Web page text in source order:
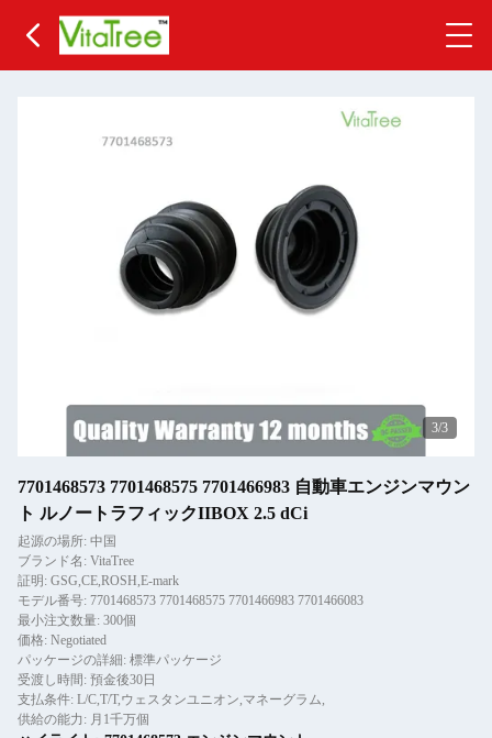
3/3
7701468573 7701468575 7701466983 自動車エンジンマウン
ト ルノートラフィックIIBOX 2.5 dCi
起源の場所: 中国
ブランド名: VitaTree
証明: GSG,CE,ROSH,E-mark
モデル番号: 7701468573 7701468575 7701466983 7701466083
最小注文数量: 300個
価格: Negotiated
パッケージの詳細: 標準パッケージ
受渡し時間: 預金後30日
支払条件: L/C,T/T,ウェスタンユニオン,マネーグラム,
供給の能力: 月1千万個